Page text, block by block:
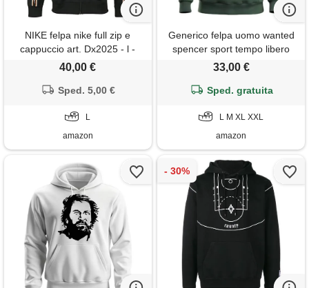
NIKE felpa nike full zip e
cappuccio art. Dx2025 - l -
nero
40,00 €
Sped. 5,00 €
L
amazon
Generico felpa uomo wanted
spencer sport tempo libero
maglietta bud maglietta (it,
verde)
33,00 €
Sped. gratuita
L M XL XXL
amazon